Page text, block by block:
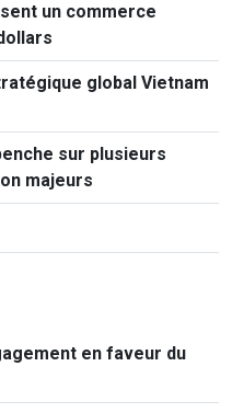
un commerce
global Vietnam
sur plusieurs
majeurs
en faveur du